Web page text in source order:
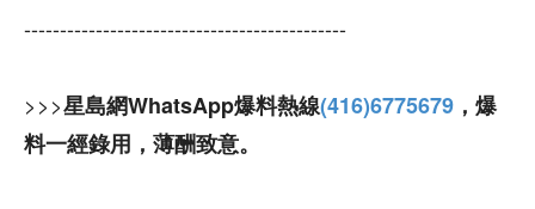
---------------------------------------------
>>>星島網WhatsApp爆料熱線(416)6775679 ，爆
料一經錄用，薄酬致意。